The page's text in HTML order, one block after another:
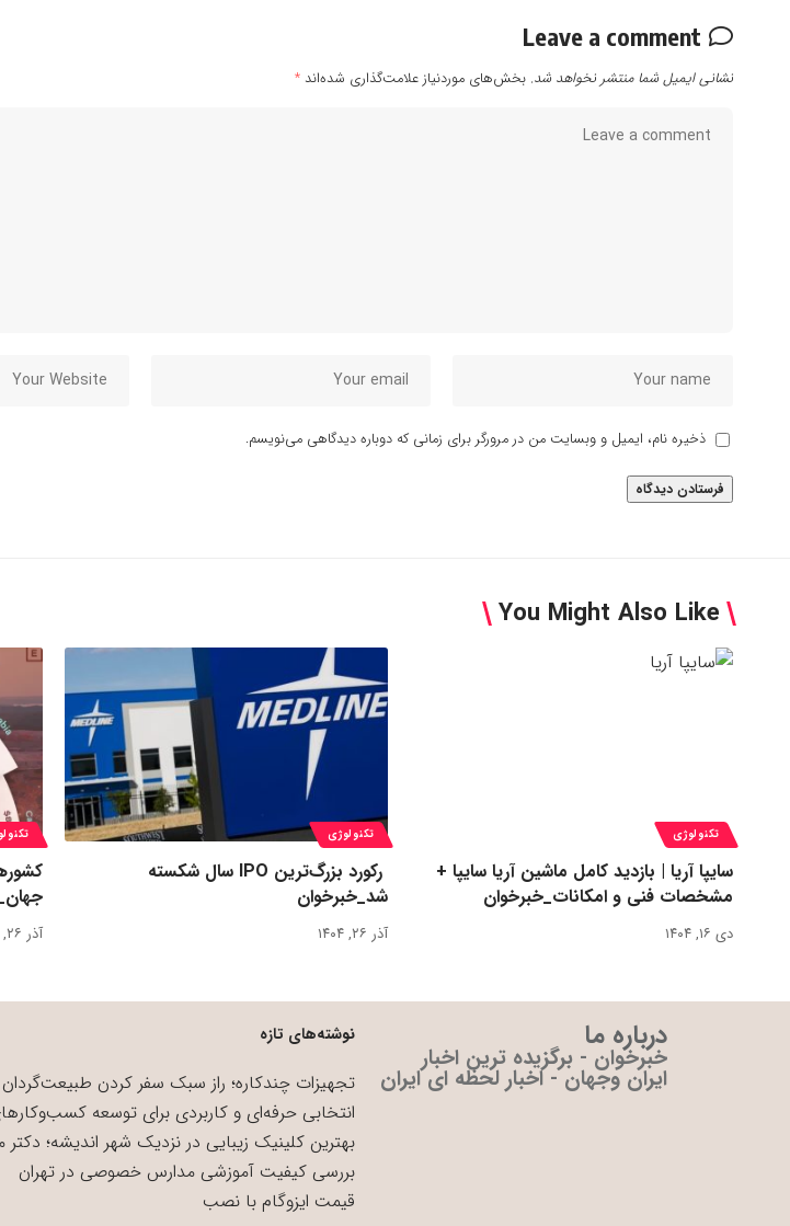
Leave a comment
نشانی ایمیل شما منتشر نخواهد شد. بخش‌های موردنیاز علامت‌گذاری شده‌اند *
ذخیره نام، ایمیل و وبسایت من در مرورگر برای زمانی که دوباره دیدگاهی می‌نویسم.
You Might Also Like
تکنولوژی
سایپا آریا | بازدید کامل ماشین آریا سایپا +
مشخصات فنی و امکانات_خبرخوان
دی ۱۶, ۱۴۰۴
تکنولوژی
رکورد بزرگ‌ترین IPO سال شکسته
شد_خبرخوان
آذر ۲۶, ۱۴۰۴ آذر ۲۶, ۱۴۰۴
درباره ما
خبرخوان - برگزیده ترین اخبار
ایران وجهان - اخبار لحظه ای ایران
نوشته‌های تازه
تجهیزات چندکاره؛ راز سبک سفر کردن
انتخابی حرفه‌ای و کاربردی برای توسعه
بهترین کلینیک زیبایی در نزدیک شهر اندیشه؛ دکتر
بررسی کیفیت آموزشی مدارس خصوصی در تهران
قیمت ایزوگام با نصب